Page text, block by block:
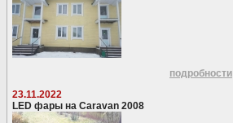
подробности
23.11.2022
LED фары на Caravan 2008